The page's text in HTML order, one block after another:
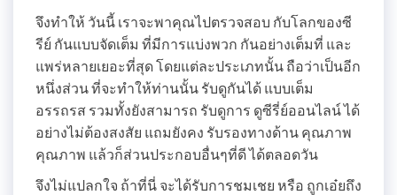
จึงทำให้ วันนี้ เราจะพาคุณไปตรวจสอบ กับโลกของซี
รีย์ กันแบบจัดเต็ม ที่มีการแบ่งพวก กันอย่างเต็มที่ และ
แพร่หลายเยอะที่สุด โดยแต่ละประเภทนั้น ถือว่าเป็นอีก
หนึ่งส่วน ที่จะทำให้ท่านนั้น รับดูกันได้ แบบเต็ม
อรรถรส รวมทั้งยังสามารถ รับดูการ ดูซีรี่ย์ออนไลน์ ได้
อย่างไม่ต้องสงสัย แถมยังคง รับรองทางด้าน คุณภาพ
คุณภาพ แล้วก็ส่วนประกอบอื่นๆที่ดี ได้ตลอดวัน
จึงไม่แปลกใจ ถ้าที่นี่ จะได้รับการชมเชย หรือ ถูกเอ๋ยถึง